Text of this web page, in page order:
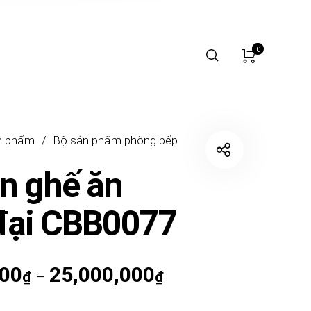
0
phẩm / Bộ sản phẩm phòng bếp
ghế ăn
CBB0077
₫ – 25,000,000₫